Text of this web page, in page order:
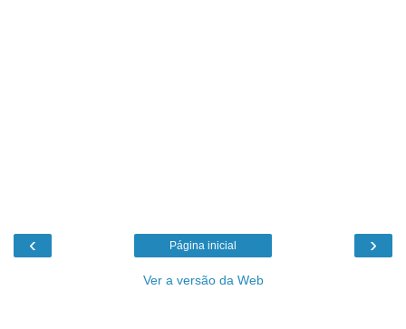
‹ ›
Página inicial
Ver a versão da Web